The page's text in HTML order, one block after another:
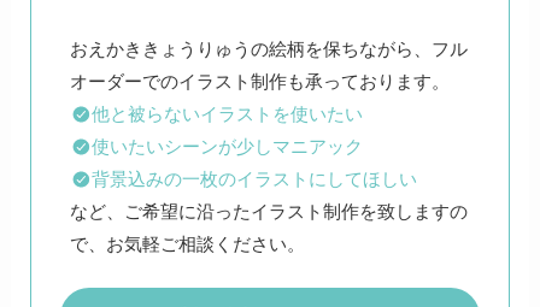
おえかききょうりゅうの絵柄を保ちながら、フル
他と被らないイラストを使いたい
使いたいシーンが少しマニアック
背景込みの一枚のイラストにしてほしい
など、ご希望に沿ったイラスト制作を致しますの
で、お気軽ご相談ください。